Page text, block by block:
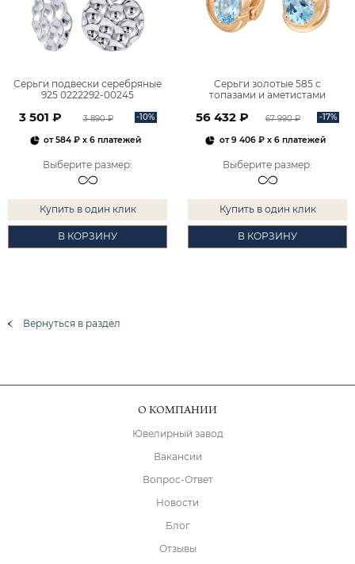
Серьги подвески серебряные
925 0222292-00245
3 501 ₽ 3 890 ₽ -10%
от584 ₽ x 6 платежей
Выберите размер:
Купить в один клик
В КОРЗИНУ
Серьги золотые 585 с
топазами и аметистами
56 432 ₽ 67 990 ₽ -17%
от9 406 ₽x 6 платежей
Выберите размер:
Купить в один клик
В КОРЗИНУ
Вернуться в раздел
О КОМПАНИИ
Ювелирный завод
Вакансии
Вопрос-Ответ
Новости
Блог
Отзывы